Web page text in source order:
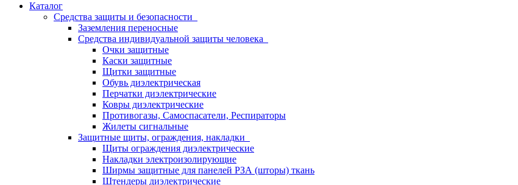
Каталог
Средства защиты и безопасности
Заземления переносные
Средства индивидуальной защиты человека
Очки защитные
Каски защитные
Щитки защитные
Обувь диэлектрическая
Перчатки диэлектрические
Ковры диэлектрические
Противогазы, Самоспасатели, Респираторы
Жилеты сигнальные
Защитные щиты, ограждения, накладки
Щиты ограждения диэлектрические
Накладки электроизолирующие
Ширмы защитные для панелей РЗА (шторы) ткань
Штендеры диэлектрические